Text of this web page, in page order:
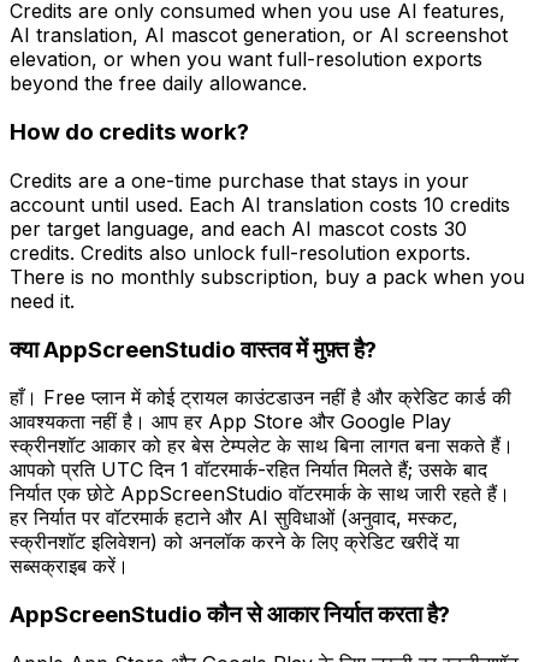
Credits are only consumed when you use AI features,
AI translation, AI mascot generation, or AI screenshot
elevation, or when you want full-resolution exports
beyond the free daily allowance.
How do credits work?
Credits are a one-time purchase that stays in your
account until used. Each AI translation costs 10 credits
per target language, and each AI mascot costs 30
credits. Credits also unlock full-resolution exports.
There is no monthly subscription, buy a pack when you
need it.
क्या AppScreenStudio वास्तव में मुफ़्त है?
हाँ। Free प्लान में कोई ट्रायल काउंटडाउन नहीं है और क्रेडिट कार्ड की
आवश्यकता नहीं है। आप हर App Store और Google Play
स्क्रीनशॉट आकार को हर बेस टेम्पलेट के साथ बिना लागत बना सकते हैं।
आपको प्रति UTC दिन 1 वॉटरमार्क-रहित निर्यात मिलते हैं; उसके बाद
निर्यात एक छोटे AppScreenStudio वॉटरमार्क के साथ जारी रहते हैं।
हर निर्यात पर वॉटरमार्क हटाने और AI सुविधाओं (अनुवाद, मस्कट,
स्क्रीनशॉट इलिवेशन) को अनलॉक करने के लिए क्रेडिट खरीदें या
सब्सक्राइब करें।
AppScreenStudio कौन से आकार निर्यात करता है?